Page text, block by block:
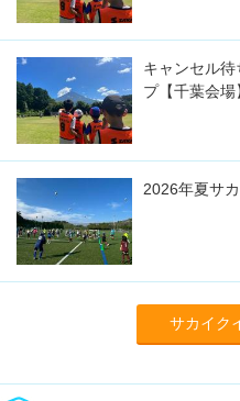
キャンセル
プ【千葉会場
2026年夏サ
サカイク